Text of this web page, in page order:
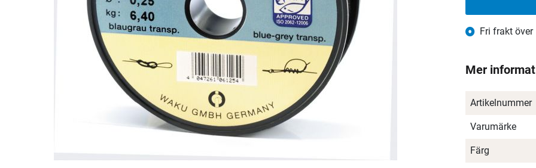
Fri frakt över
Mer
Artikelnummer
Varumärke
Färg